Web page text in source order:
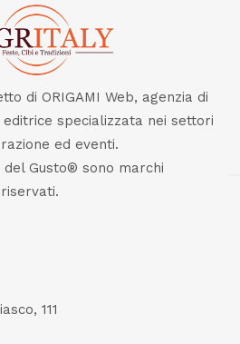
di ORIGAMI Web, agenzia di
editrice specializzata nei settori
ed eventi.
Gusto® sono marchi
111